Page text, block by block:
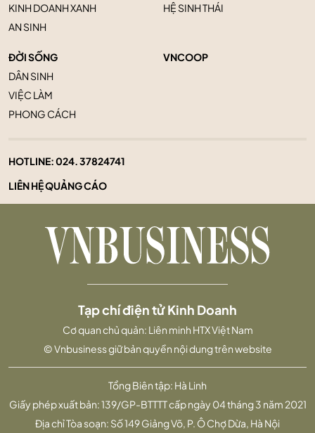
KINH DOANH XANH
AN SINH
HỆ SINH THÁI
ĐỜI SỐNG
DÂN SINH
VIỆC LÀM
PHONG CÁCH
VNCOOP
HOTLINE:024. 37824741
LIÊN HỆ QUẢNG CÁO
Tổng Biên tập: Hà Linh
Giấy phép xuất bản: 139/GP-BTTTT cấp ngày 04 tháng 3 năm 2021
Địa chỉ Tòa soạn: Số 149 Giảng Võ, P. Ô Chợ Dừa, Hà Nội
Tạp chí điện tử Kinh Doanh
Cơ quan chủ quản: Liên minh HTX Việt Nam
© Vnbusiness giữ bản quyền nội dung trên website